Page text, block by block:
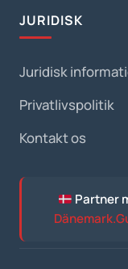
JURIDISK
Juridisk
Privatlivspolitik
Kontakt os
Partner